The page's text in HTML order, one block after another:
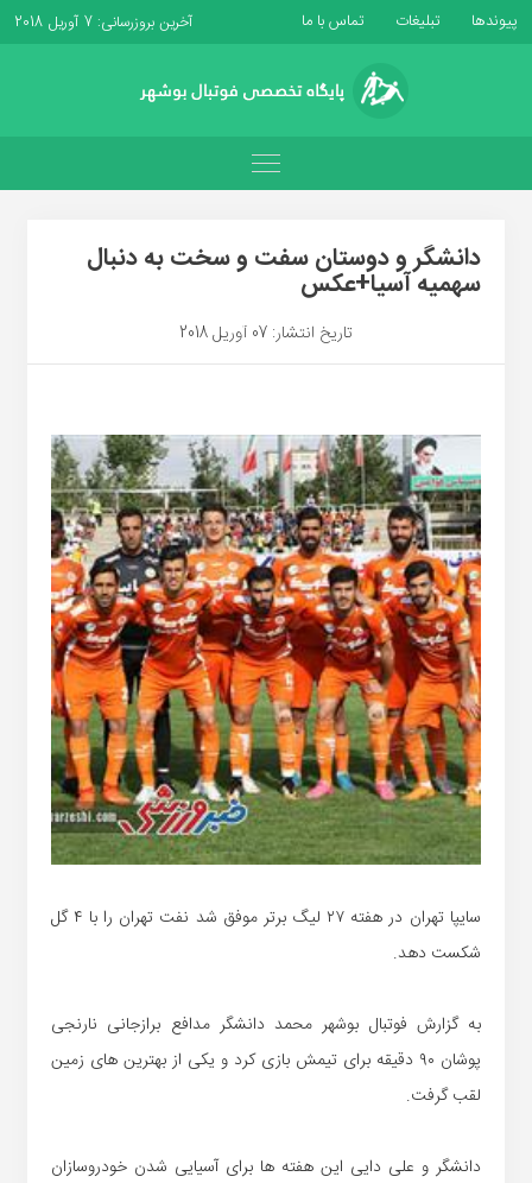
پیوندها تبلیغات تماس با ما آخرین بروزرسانی: 7 آوریل 2018
دانشگر و دوستان سفت و سخت به دنبال
سهمیه آسیا+عکس
تاریخ انتشار: 07 آوریل 2018
سایپا تهران در هفته ۲۷ لیگ برتر موفق شد نفت تهران را با ۴ گل
شکست دهد.
به گزارش فوتبال بوشهر محمد دانشگر مدافع برازجانی نارنجی
پوشان ۹۰ دقیقه برای تیمش بازی کرد و یکی از بهترین های زمین
لقب گرفت.
دانشگر و علی دایی این هفته ها برای آسیایی شدن خودروسازان